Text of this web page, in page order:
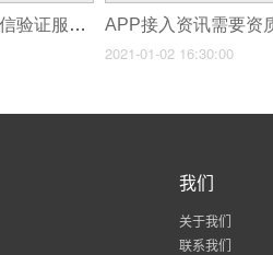
app接入第三方的短信验证服务还需要SP许可证吗_关于app开发的立项申请书
2021-01-02 16:30:00
我们
关于我们
联系我们